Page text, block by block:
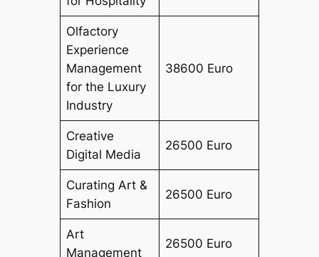
Olfactory
Experience
Management
for the Luxury
Industry
38600 Euro
Creative
Digital Media
26500 Euro
Curating Art &
Fashion
26500 Euro
Art
Management
26500 Euro